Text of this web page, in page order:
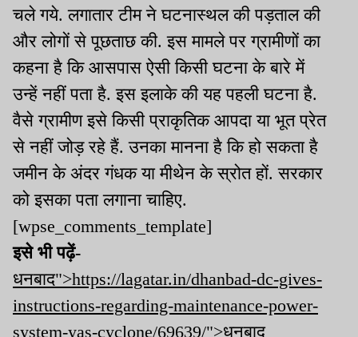
चले गये. लगातार टीम ने घटनास्थल की पड़ताल की
और लोगों से पूछताछ की. इस मामले पर ग्रामीणों का
कहना है कि आसपास ऐसी किसी घटना के बारे में
उन्हें नहीं पता है. इस इलाके की यह पहली घटना है.
वैसे ग्रामीण इसे किसी प्राकृतिक आपदा या भूत प्रेत
से नहीं जोड़ रहे हैं. उनका मानना है कि हो सकता है
जमीन के अंदर गंधक या मीथेन के स्रोत हों. सरकार
को इसका पता लगाना चाहिए.
[wpse_comments_template]
इसे भी पढ़ें-
धनबाद">https://lagatar.in/dhanbad-dc-gives-
instructions-regarding-maintenance-power-
system-yas-cyclone/69639/">धनबाद